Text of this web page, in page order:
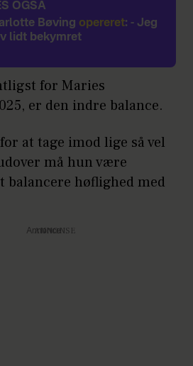
OGSÅ
Bøving opereret: - Jeg
lidt bekymret
for Maries
er den indre balance.
at tage imod lige så vel
må hun være
balancere høflighed med
Annonce